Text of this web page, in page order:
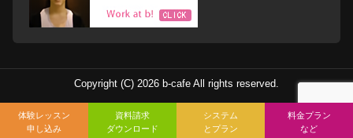
Copyright (C) 2026 b-cafe All rights reserved.
体験レッスン
申し込み
資料請求
ダウンロード
システム
とプラン
料金プラン
など